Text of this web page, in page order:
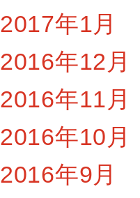
2017年1月
2016年12月
2016年11月
2016年10月
2016年9月